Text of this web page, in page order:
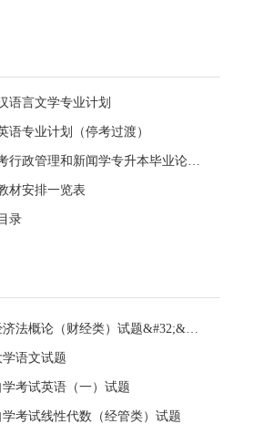
语言文学专业计划
语专业计划（停考过渡）
2024年下半年复旦大学自考行政管理和新闻学专升本毕业论文指导会议通知
材安排一览表
录
全国2024年4月自学考试经济法概论（财经类）试题&#32;&#32;
语文试题
考试英语（一）试题
考试线性代数（经管类）试题